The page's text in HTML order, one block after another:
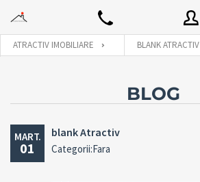
Parola
ATRACTIV IMOBILIARE BLANK ATRACTIV
BLOG
MART.
01
blank Atractiv
Categorii:Fara